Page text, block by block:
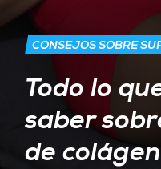
CONSEJOS SOBRE
Todo lo
saber
de